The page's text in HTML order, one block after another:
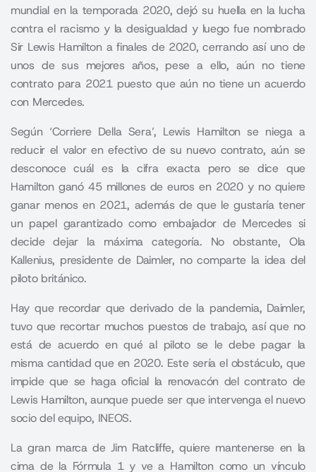
mundial en la temporada 2020, dejó su huella en la lucha
contra el racismo y la desigualdad y luego fue nombrado
Sir Lewis Hamilton a finales de 2020, cerrando así uno de
unos de sus mejores años, pese a ello, aún no tiene
contrato para 2021 puesto que aún no tiene un acuerdo
con Mercedes.
Según ‘Corriere Della Sera’, Lewis Hamilton se niega a
reducir el valor en efectivo de su nuevo contrato, aún se
desconoce cuál es la cifra exacta pero se dice que
Hamilton ganó 45 millones de euros en 2020 y no quiere
ganar menos en 2021, además de que le gustaría tener
un papel garantizado como embajador de Mercedes si
decide dejar la máxima categoría. No obstante, Ola
Kallenius, presidente de Daimler, no comparte la idea del
piloto británico.
Hay que recordar que derivado de la pandemia, Daimler,
tuvo que recortar muchos puestos de trabajo, así que no
está de acuerdo en qué al piloto se le debe pagar la
misma cantidad que en 2020. Este sería el obstáculo, que
impide que se haga oficial la renovacón del contrato de
Lewis Hamilton, aunque puede ser que intervenga el nuevo
socio del equipo, INEOS.
La gran marca de Jim Ratcliffe, quiere mantenerse en la
cima de la Fórmula 1 y ve a Hamilton como un vínculo